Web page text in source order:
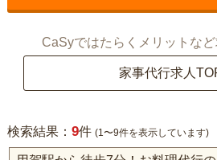
CaSyではたらくメリットな
家事代行求人
検索結果： 9件 (1〜9件を表示しています)